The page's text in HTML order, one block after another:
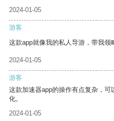
2024-01-05
游客
这款app就像我的私人导游，带我领
2024-01-05
游客
这款加速器app的操作有点复杂，
化。
2024-01-05